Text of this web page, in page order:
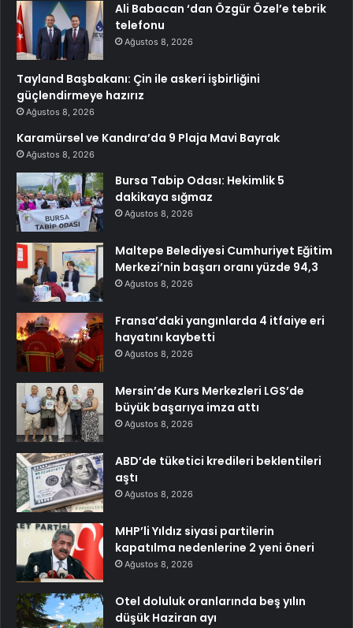
Ali Babacan ‘dan Özgür Özel’e tebrik
telefonu
Ağustos 8, 2026
Tayland Başbakanı: Çin ile askeri işbirliğini
güçlendirmeye hazırız
Ağustos 8, 2026
Karamürsel ve Kandıra’da 9 Plaja Mavi Bayrak
Ağustos 8, 2026
Bursa Tabip Odası: Hekimlik 5
dakikaya sığmaz
Ağustos 8, 2026
Maltepe Belediyesi Cumhuriyet Eğitim
Merkezi’nin başarı oranı yüzde 94,3
Ağustos 8, 2026
Fransa’daki yangınlarda 4 itfaiye eri
hayatını kaybetti
Ağustos 8, 2026
Mersin’de Kurs Merkezleri LGS’de
büyük başarıya imza attı
Ağustos 8, 2026
ABD’de tüketici kredileri beklentileri
aştı
Ağustos 8, 2026
MHP’li Yıldız siyasi partilerin
kapatılma nedenlerine 2 yeni öneri
Ağustos 8, 2026
Otel doluluk oranlarında beş yılın
düşük Haziran ayı